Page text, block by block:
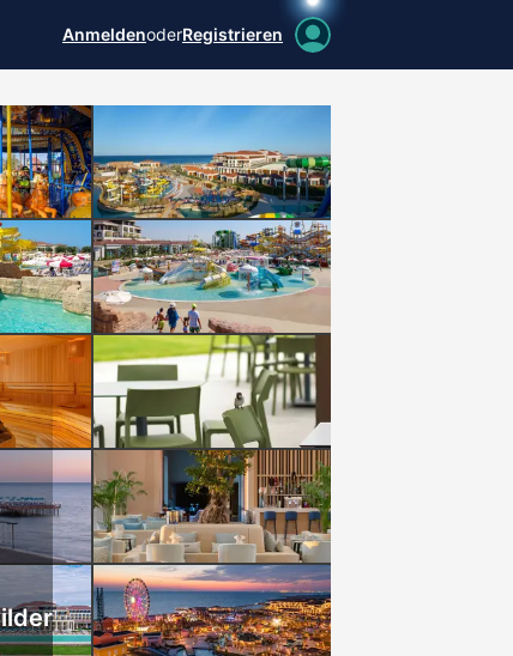
AnmeldenoderRegistrieren